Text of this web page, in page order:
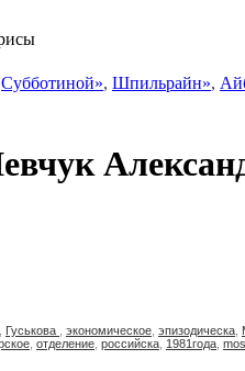
Субботиной», Шпильрайн»,
Гуськова экономическое эпизодическа
отделение российска 1981года